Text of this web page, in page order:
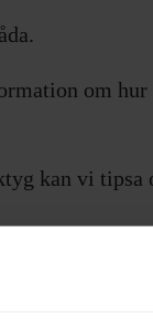
om
kan vi